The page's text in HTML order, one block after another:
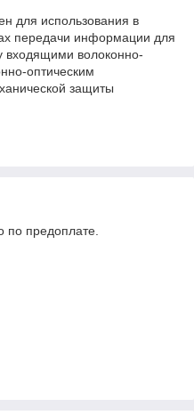
для использования в
передачи информации для
входящими волоконно-
оптическим
защиты
по предоплате.